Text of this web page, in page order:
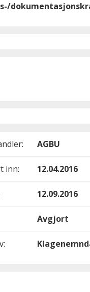
AGBU
inn: 12.04.2016
12.09.2016
Avgjort